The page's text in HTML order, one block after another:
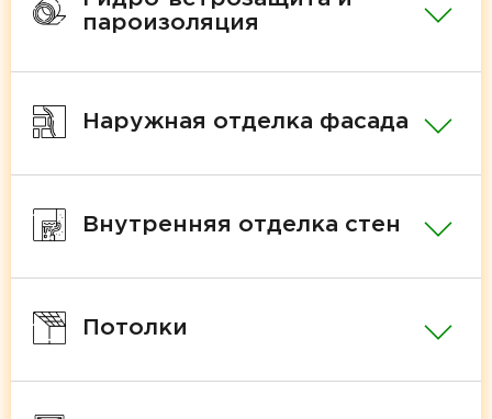
пароизоляция
Наружная отделка фасада
Внутренняя отделка стен
Потолки